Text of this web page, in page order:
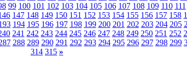
99 100 101 102 103 104 105 106 107 108 109 110 111
147 148 149 150 151 152 153 154 155 156 157 158
194 195 196 197 198 199 200 201 202 203 204 205
241 242 243 244 245 246 247 248 249 250 251 252
288 289 290 291 292 293 294 295 296 297 298 299
314 315 »